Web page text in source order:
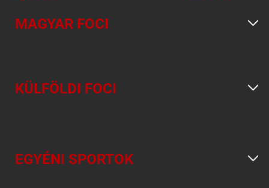
MAGYAR FOCI
KÜLFÖLDI FOCI
EGYÉNI SPORTOK